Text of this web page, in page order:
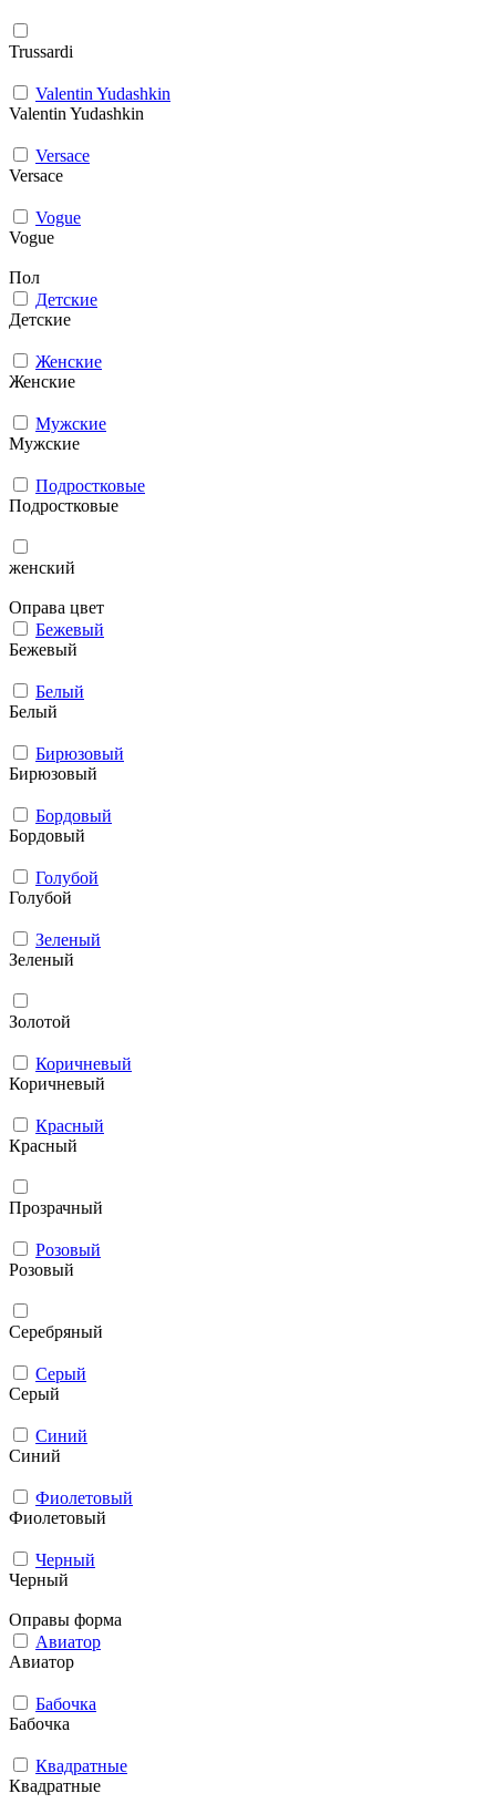
Trussardi
Valentin Yudashkin
Valentin Yudashkin
Versace
Versace
Vogue
Vogue
Пол
Детские
Детские
Женские
Женские
Мужcкие
Мужcкие
Подростковые
Подростковые
женский
Оправа цвет
Бежевый
Бежевый
Белый
Белый
Бирюзовый
Бирюзовый
Бордовый
Бордовый
Голубой
Голубой
Зеленый
Зеленый
Золотой
Коричневый
Коричневый
Красный
Красный
Прозрачный
Розовый
Розовый
Серебряный
Серый
Серый
Синий
Синий
Фиолетовый
Фиолетовый
Черный
Черный
Оправы форма
Авиатор
Авиатор
Бабочка
Бабочка
Квадратные
Квадратные